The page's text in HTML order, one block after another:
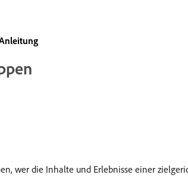
wer die Inhalte und Erlebnisse einer